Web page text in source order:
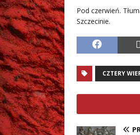
Pod czerwień.
Szczecinie.
CZTERY